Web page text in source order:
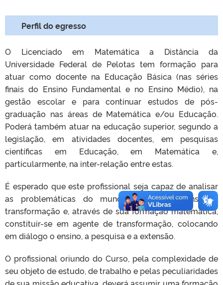
Perfil do egresso
O Licenciado em Matemática a Distância da
Universidade Federal de Pelotas tem formação para
atuar como docente na Educação Básica (nas séries
finais do Ensino Fundamental e no Ensino Médio), na
gestão escolar e para continuar estudos de pós-
graduação nas áreas de Matemática e/ou Educação.
Poderá também atuar na educação superior, segundo a
legislação, em atividades docentes, em pesquisas
científicas em Educação, em Matemática e,
particularmente, na inter-relação entre estas.
É esperado que este profissional seja capaz de analisar
as problemáticas do mundo atual em constante
transformação e, através de sua formação matemática,
constituir-se em agente de transformação, colocando
em diálogo o ensino, a pesquisa e a extensão.
O profissional oriundo do Curso, pela complexidade de
seu objeto de estudo, de trabalho e pelas peculiaridades